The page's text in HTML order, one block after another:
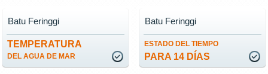
TEMPERATURA
DEL AGUA DE MAR
Batu Feringgi
ESTADO DEL TIEMPO
PARA 14 DÍAS
Batu Feringgi